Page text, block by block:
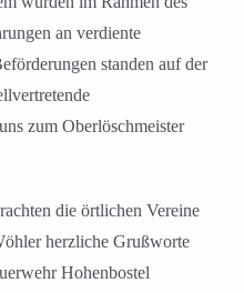
an verdiente
standen auf der
zum Oberlöschmeister
die örtlichen Vereine
herzliche Grußworte
Hohenbostel